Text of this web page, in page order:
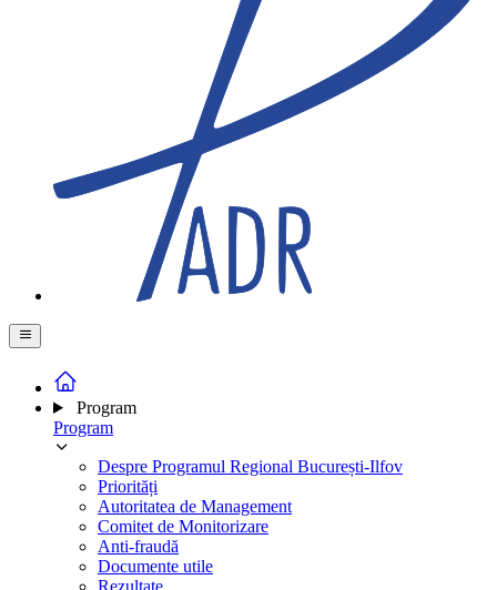
Program
Program
Despre Programul Regional București-Ilfov
Priorități
Autoritatea de Management
Comitet de Monitorizare
Anti-fraudă
Documente utile
Rezultate